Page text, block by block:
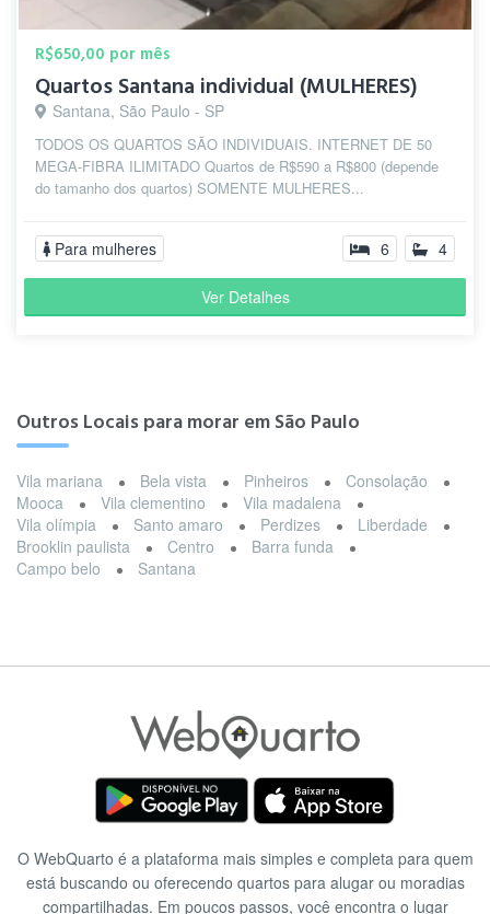
R$650,00 por mês
Quartos Santana individual (MULHERES)
Santana, São Paulo - SP
TODOS OS QUARTOS SÃO INDIVIDUAIS. INTERNET DE 50
MEGA-FIBRA ILIMITADO Quartos de R$590 a R$800 (depende
do tamanho dos quartos) SOMENTE MULHERES...
Para mulheres 6 4
Ver Detalhes
Outros Locais para morar em São Paulo
Vila mariana Bela vista Pinheiros
Consolação
Mooca
Vila clementino
Vila madalena
Vila olímpia
Santo amaro Perdizes
Liberdade
Brooklin paulista
Centro
Barra funda
Campo belo
Santana
O WebQuarto é a plataforma mais simples e completa para quem
está buscando ou oferecendo quartos para alugar ou moradias
compartilhadas. Em poucos passos, você encontra o lugar